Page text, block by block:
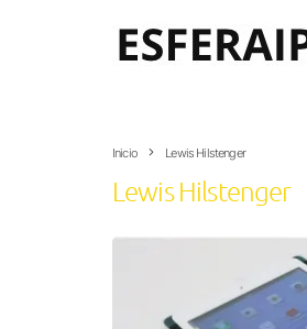
Inicio Lewis Hilstenger
Lewis Hilstenger